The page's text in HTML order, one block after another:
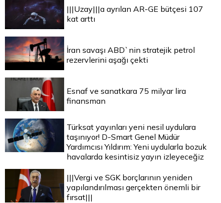
|||Uzay|||a ayrılan AR-GE bütçesi 107
kat arttı
İran savaşı ABD`nin stratejik petrol
rezervlerini aşağı çekti
Esnaf ve sanatkara 75 milyar lira
finansman
Türksat yayınları yeni nesil uydulara
taşınıyor! D-Smart Genel Müdür
Yardımcısı Yıldırım: Yeni uydularla bozuk
havalarda kesintisiz yayın izleyeceğiz
|||Vergi ve SGK borçlarının yeniden
yapılandırılması gerçekten önemli bir
fırsat|||